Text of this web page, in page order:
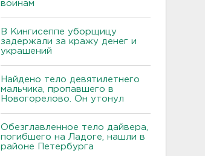
воинам
В Кингисеппе уборщицу
задержали за кражу денег и
украшений
Найдено тело девятилетнего
мальчика, пропавшего в
Новогорелово. Он утонул
Обезглавленное тело дайвера,
погибшего на Ладоге, нашли в
районе Петербурга